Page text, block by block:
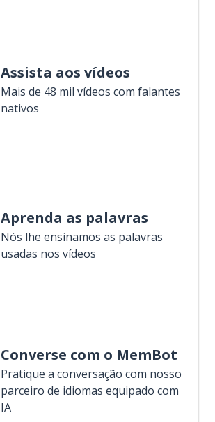
Assista aos vídeos
Mais de 48 mil vídeos com falantes
nativos
Aprenda as palavras
Nós lhe ensinamos as palavras
usadas nos vídeos
Converse com o MemBot
Pratique a conversação com nosso
parceiro de idiomas equipado com
IA